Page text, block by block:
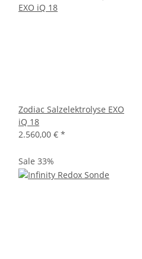
Zodiac Salzelektrolyse EXO
iQ 18
2.560,00 € *
Sale 33%